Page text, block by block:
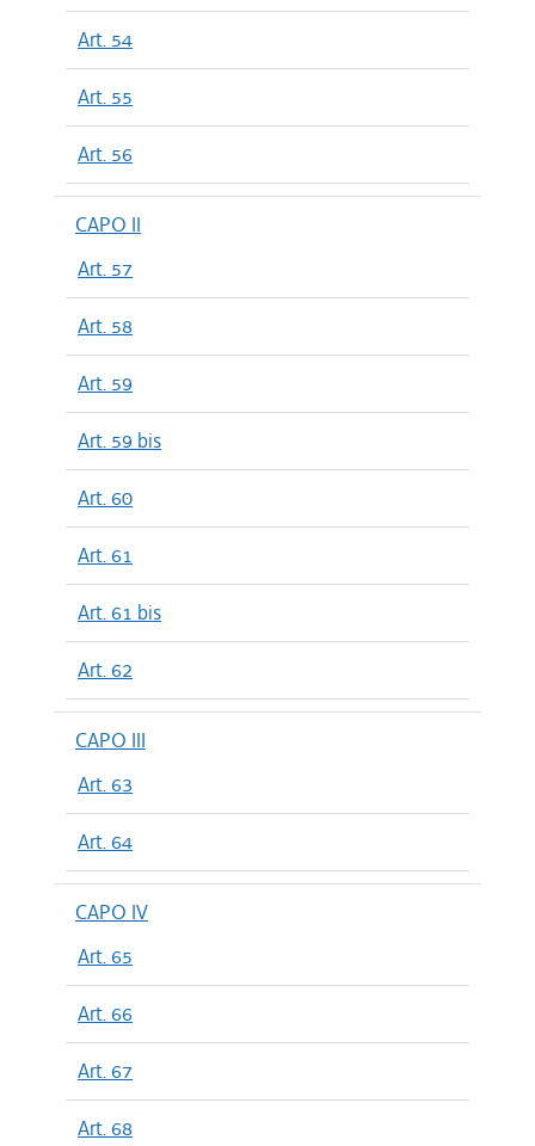
Art. 54
Art. 55
Art. 56
CAPO II
Art. 57
Art. 58
Art. 59
Art. 59 bis
Art. 60
Art. 61
Art. 61 bis
Art. 62
CAPO III
Art. 63
Art. 64
CAPO IV
Art. 65
Art. 66
Art. 67
Art. 68